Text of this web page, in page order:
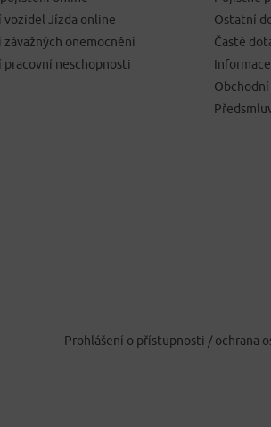
vozidel Jízda online
onemocnění
pracovní neschopnosti
Ostatní
Časté
Obchodní
Prohlášení o přístupnosti / ochrana